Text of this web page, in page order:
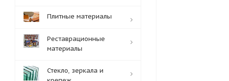
Плитные материалы
Реставрационные
материалы
Стекло, зеркала и